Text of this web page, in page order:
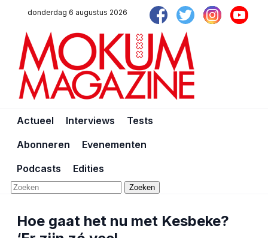
donderdag 6 augustus 2026
Actueel Interviews
Tests
Abonneren
Evenementen
Podcasts
Edities
Zoeken
Hoe gaat het nu met Kesbeke?